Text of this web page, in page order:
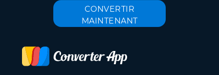
CONVERTIR
MAINTENANT